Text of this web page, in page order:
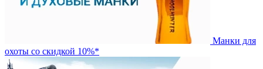
Манки для
охоты со скидкой 10%*